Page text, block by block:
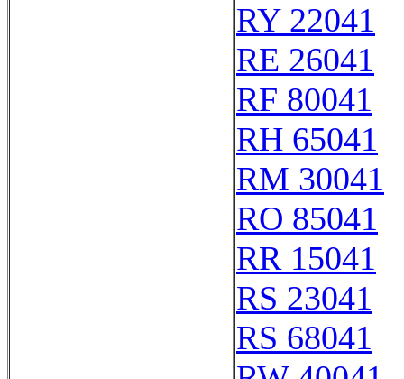
RY 22041
RE 26041
RF 80041
RH 65041
RM 30041
RO 85041
RR 15041
RS 23041
RS 68041